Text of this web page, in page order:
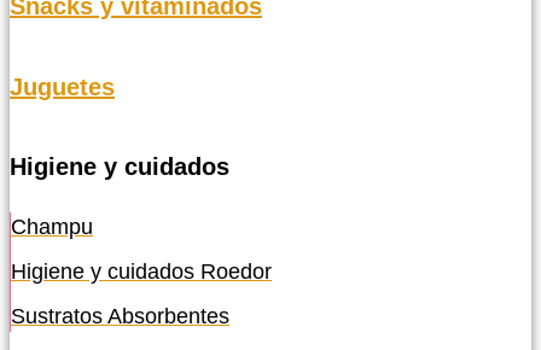
Snacks y vitaminados
Juguetes
Higiene y cuidados
Champu
Higiene y cuidados Roedor
Sustratos Absorbentes